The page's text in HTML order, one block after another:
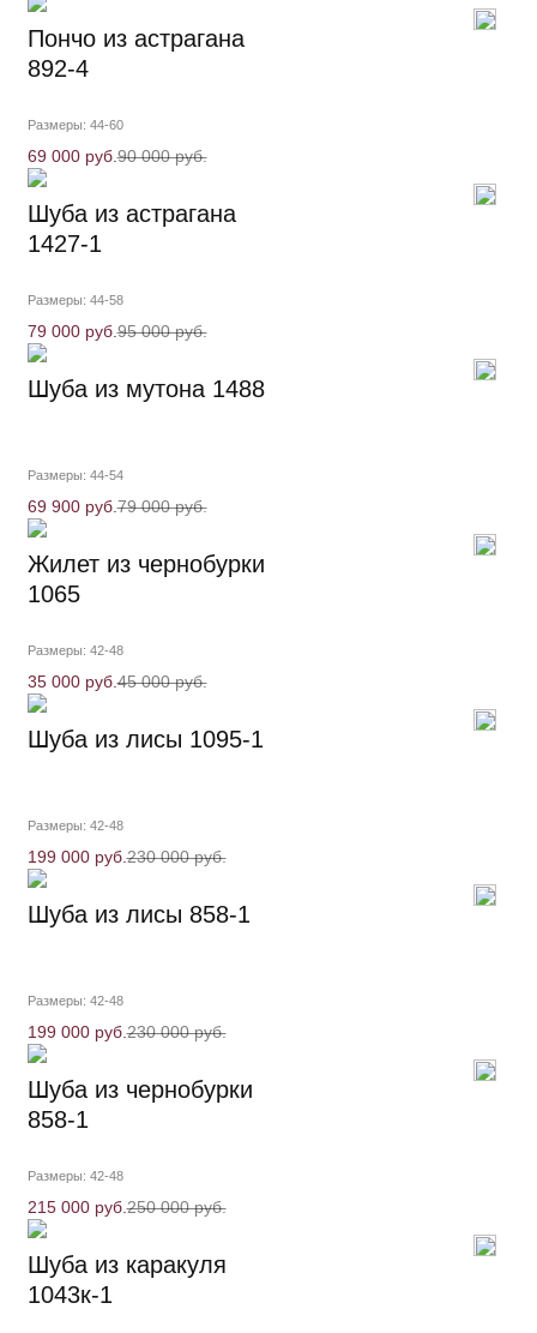
Пончо из астрагана
892-4
Размеры: 44-60
69 000 руб.90 000 руб.
Шуба из астрагана
1427-1
Размеры: 44-58
79 000 руб.95 000 руб.
Шуба из мутона 1488
Размеры: 44-54
69 900 руб.79 000 руб.
Жилет из чернобурки
1065
Размеры: 42-48
35 000 руб.45 000 руб.
Шуба из лисы 1095-1
Размеры: 42-48
199 000 руб.230 000 руб.
Шуба из лисы 858-1
Размеры: 42-48
199 000 руб.230 000 руб.
Шуба из чернобурки
858-1
Размеры: 42-48
215 000 руб.250 000 руб.
Шуба из каракуля
1043к-1